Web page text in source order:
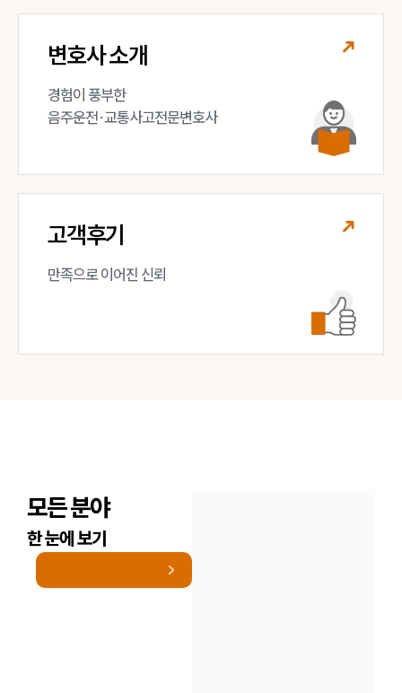
변호사 소개
경험이 풍부한
음주운전·교통사고전문변호사
고객후기
만족으로 이어진 신뢰
모든 분야
한 눈에 보기